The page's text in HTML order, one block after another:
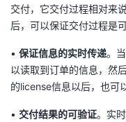
交付，它交付过程相对来
后，可以保证交付过程是可
• 保证信息的实时传递。
以读取到订单的信息，然
的license信息以后，也可
• 交付结果的可验证。实